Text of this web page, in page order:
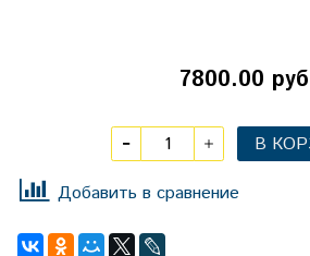
7800.00 руб
В
Добавить в сравнение